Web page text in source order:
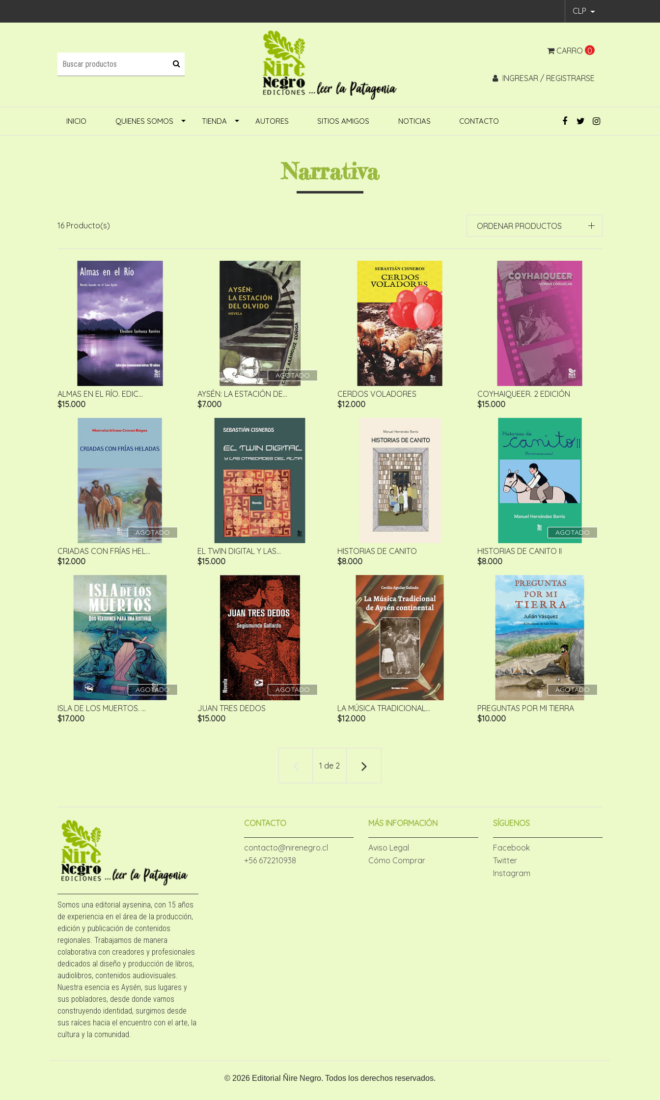
CLP
CARRO 0
INGRESAR / REGISTRARSE
INICIO QUIENES SOMOS TIENDA AUTORES SITIOS AMIGOS NOTICIAS CONTACTO
Narrativa
16 Producto(s) ORDENAR PRODUCTOS
ALMAS EN EL RÍO. EDIC...
$15.000
AGOTADO
AYSÉN: LA ESTACIÓN DE...
$7.000
CERDOS VOLADORES
$12.000
COYHAIQUEER. 2 EDICIÓN
$15.000
AGOTADO
CRIADAS CON FRÍAS HEL...
$12.000
EL TWIN DIGITAL Y LAS...
$15.000
HISTORIAS DE CANITO
$8.000
AGOTADO
HISTORIAS DE CANITO II
$8.000
AGOTADO
ISLA DE LOS MUERTOS. ...
$17.000
AGOTADO
JUAN TRES DEDOS
$15.000
LA MÚSICA TRADICIONAL...
$12.000
AGOTADO
PREGUNTAS POR MI TIERRA
$10.000
1 de 2
Somos una editorial aysenina, con 15 años
de experiencia en el área de la producción,
edición y publicación de contenidos
regionales. Trabajamos de manera
colaborativa con creadores y profesionales
dedicados al diseño y producción de libros,
audiolibros, contenidos audiovisuales.
Nuestra esencia es Aysén, sus lugares y
sus pobladores, desde donde vamos
construyendo identidad, surgimos desde
sus raíces hacia el encuentro con el arte, la
cultura y la comunidad.
CONTACTO
contacto@nirenegro.cl
+56 672210938
MÁS INFORMACIÓN
Aviso Legal
Cómo Comprar
SÍGUENOS
Facebook
Twitter
Instagram
© 2026 Editorial Ñire Negro. Todos los derechos reservados.